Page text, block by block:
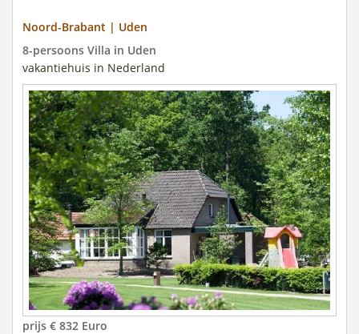
Noord-Brabant | Uden
8-persoons Villa in Uden
vakantiehuis in Nederland
prijs € 832 Euro